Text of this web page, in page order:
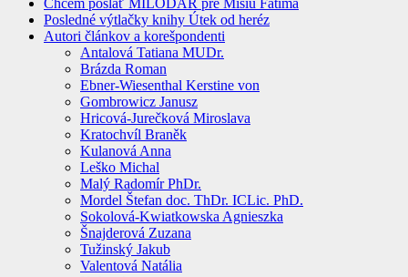
Chcem poslať MILODAR pre Misiu Fatima
Posledné výtlačky knihy Útek od heréz
Autori článkov a korešpondenti
Antalová Tatiana MUDr.
Brázda Roman
Ebner-Wiesenthal Kerstine von
Gombrowicz Janusz
Hricová-Jurečková Miroslava
Kratochvíl Braněk
Kulanová Anna
Leško Michal
Malý Radomír PhDr.
Mordel Štefan doc. ThDr. ICLic. PhD.
Sokolová-Kwiatkowska Agnieszka
Šnajderová Zuzana
Tužinský Jakub
Valentová Natália